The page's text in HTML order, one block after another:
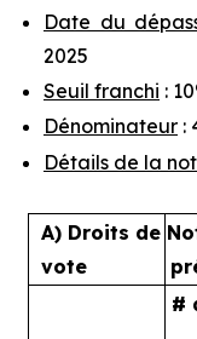
Date du
2025
Seuil franchi :
Dénominateur :
Détails de la
A) Droits de
vote
#